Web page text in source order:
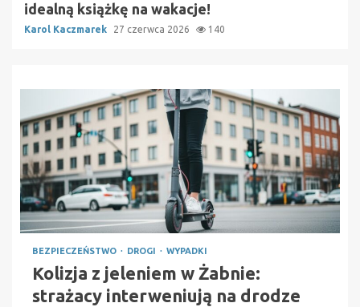
idealną książkę na wakacje!
Karol Kaczmarek 27 czerwca 2026 140
BEZPIECZEŃSTWO DROGI WYPADKI
Kolizja z jeleniem w Żabnie:
strażacy interweniują na drodze